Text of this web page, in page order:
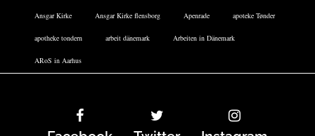
Ansgar Kirke Ansgar Kirke flensborg Apenrade apoteke Tønder
apotheke tondern arbeit dänemark Arbeiten in Dänemark
ARoS in Aarhus